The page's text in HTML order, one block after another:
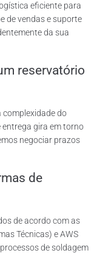
eficiente para
de vendas e suporte
da sua
reservatório
complexidade do
entrega gira em torno
negociar prazos
de
de acordo com as
Técnicas) e AWS
de soldagem